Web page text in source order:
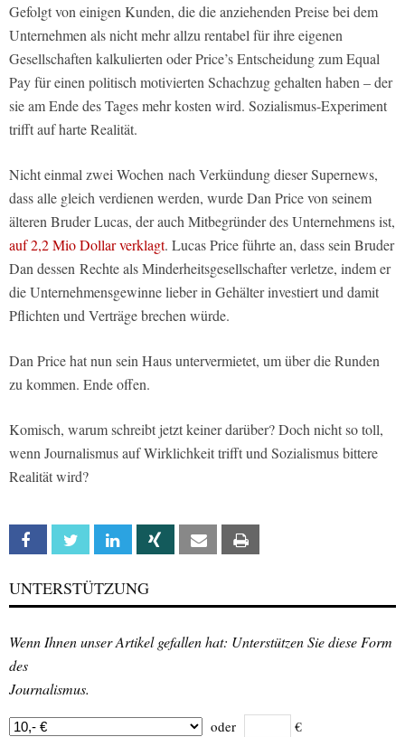
Gefolgt von einigen Kunden, die die anziehenden Preise bei dem
Unternehmen als nicht mehr allzu rentabel für ihre eigenen
Gesellschaften kalkulierten oder Price’s Entscheidung zum Equal
Pay für einen politisch motivierten Schachzug gehalten haben – der
sie am Ende des Tages mehr kosten wird. Sozialismus-Experiment
trifft auf harte Realität.
Nicht einmal zwei Wochen nach Verkündung dieser Supernews,
dass alle gleich verdienen werden, wurde Dan Price von seinem
älteren Bruder Lucas, der auch Mitbegründer des Unternehmens ist,
auf 2,2 Mio Dollar verklagt. Lucas Price führte an, dass sein Bruder
Dan dessen Rechte als Minderheitsgesellschafter verletze, indem er
die Unternehmensgewinne lieber in Gehälter investiert und damit
Pflichten und Verträge brechen würde.
Dan Price hat nun sein Haus untervermietet, um über die Runden
zu kommen. Ende offen.
Komisch, warum schreibt jetzt keiner darüber? Doch nicht so toll,
wenn Journalismus auf Wirklichkeit trifft und Sozialismus bittere
Realität wird?
Facebook Twitter Linkedin Xing Email
UNTERSTÜTZUNG
Wenn Ihnen unser Artikel gefallen hat: Unterstützen Sie diese Form
des
Journalismus.
oder €